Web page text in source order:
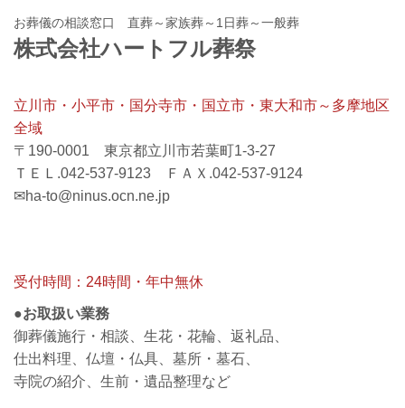
お葬儀の相談窓口 直葬～家族葬～1日葬～一般葬
株式会社ハートフル葬祭
立川市・小平市・国分寺市・国立市・東大和市～多摩地区
全域
〒190-0001 東京都立川市若葉町1-3-27
ＴＥＬ.042-537-9123 ＦＡＸ.042-537-9124
✉ha-to@ninus.ocn.ne.jp
受付時間：24時間・年中無休
●お取扱い業務
御葬儀施行・相談、生花・花輪、返礼品、
仕出料理、仏壇・仏具、墓所・墓石、
寺院の紹介、生前・遺品整理など